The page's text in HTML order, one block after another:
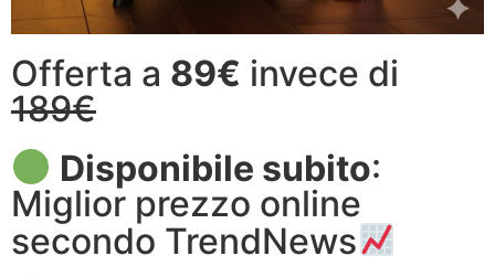
Offerta a 89€ invece di
189€
Disponibile subito:
Miglior prezzo online
secondo TrendNews